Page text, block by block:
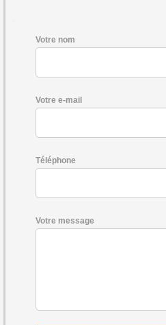
Votre nom
Votre e-mail
Téléphone
Votre message